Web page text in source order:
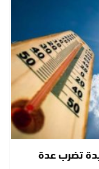
تضرب عدة